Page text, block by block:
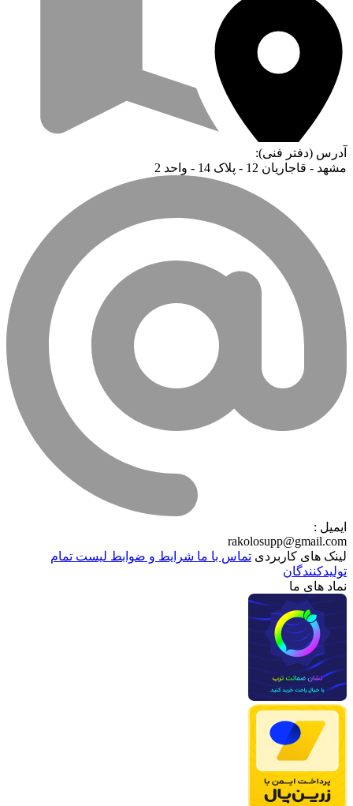
آدرس (دفتر فنی):
مشهد - قاجاریان 12 - پلاک 14 - واحد 2
ایمیل :
rakolosupp@gmail.com
لینک های کاربردی تماس با ماشرایط و ضوابطلیست تمام
تولیدکنندگان
نماد های ما